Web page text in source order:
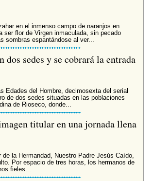
en el inmenso campo de naranjos en
ser flor de Virgen inmaculada, sin pecado
sombras espantándose al ver...
dos sedes y se cobrará la entrada
Edades del Hombre, decimosexta del serial
de dos sedes situadas en las poblaciones
de Rioseco, donde...
titular en una jornada llena
la Hermandad, Nuestro Padre Jesús Caído,
Por espacio de tres horas, los hermanos de
fieles...